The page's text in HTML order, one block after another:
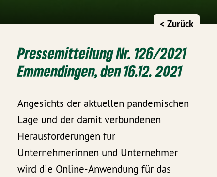
< Zurück
Pressemitteilung Nr. 126/2021
Emmendingen, den 16.12. 2021
Angesichts der aktuellen pandemischen
Lage und der damit verbundenen
Herausforderungen für
Unternehmerinnen und Unternehmer
wird die Online-Anwendung für das